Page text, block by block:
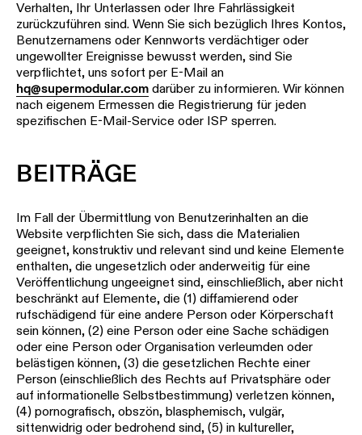
Verhalten, Ihr Unterlassen oder Ihre Fahrlässigkeit
zurückzuführen sind. Wenn Sie sich bezüglich Ihres Kontos,
Benutzernamens oder Kennworts verdächtiger oder
ungewollter Ereignisse bewusst werden, sind Sie
verpflichtet, uns sofort per E-Mail an
hq@supermodular.com darüber zu informieren. Wir können
nach eigenem Ermessen die Registrierung für jeden
spezifischen E-Mail-Service oder ISP sperren.
BEITRÄGE
Im Fall der Übermittlung von Benutzerinhalten an die
Website verpflichten Sie sich, dass die Materialien
geeignet, konstruktiv und relevant sind und keine Elemente
enthalten, die ungesetzlich oder anderweitig für eine
Veröffentlichung ungeeignet sind, einschließlich, aber nicht
beschränkt auf Elemente, die (1) diffamierend oder
rufschädigend für eine andere Person oder Körperschaft
sein können, (2) eine Person oder eine Sache schädigen
oder eine Person oder Organisation verleumden oder
belästigen können, (3) die gesetzlichen Rechte einer
Person (einschließlich des Rechts auf Privatsphäre oder
auf informationelle Selbstbestimmung) verletzen können,
(4) pornografisch, obszön, blasphemisch, vulgär,
sittenwidrig oder bedrohend sind, (5) in kultureller,